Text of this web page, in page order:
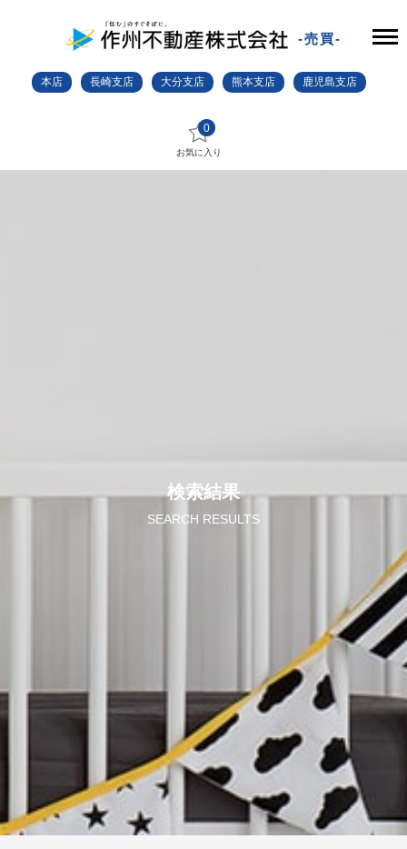
-売買-
本店 長崎支店 大分支店 熊本支店 鹿児島支店
0
お気に入り
検索結果
SEARCH RESULTS